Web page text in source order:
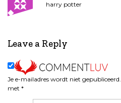
harry potter
Leave a Reply
Je e-mailadres wordt niet gepubliceerd.
met *